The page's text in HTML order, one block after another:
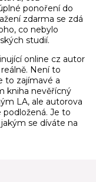
ponoření do
zdarma​ se zdá
co nebylo
studií.
online cz autor
Není to
to zajímavé a
kniha nevěřícný
LA, ale autorova
Je to
se díváte na